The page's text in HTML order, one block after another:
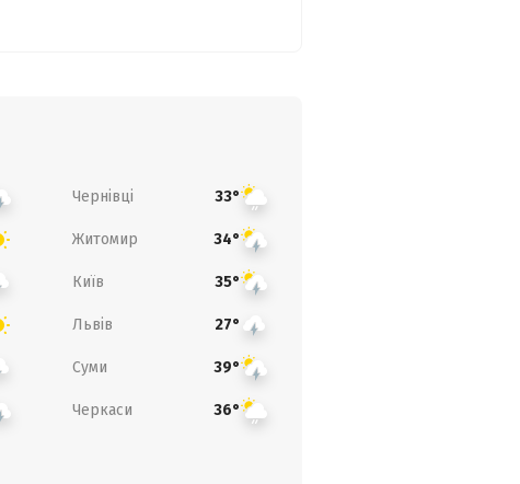
Чернівці 33°
Житомир 34°
Київ 35°
Львів 27°
Суми 39°
Черкаси 36°